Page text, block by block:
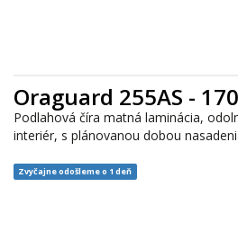
Oraguard 255AS -
Podlahová číra matná laminácia,
interiér, s plánovanou dobou
Zvyčajne odošleme o 1 deň